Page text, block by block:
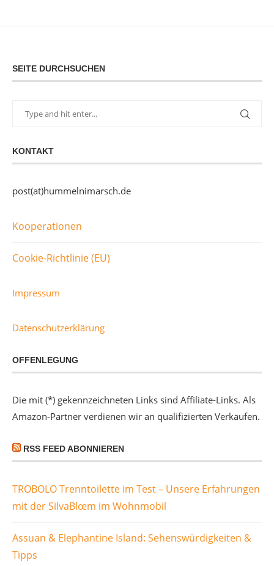
SEITE DURCHSUCHEN
KONTAKT
post(at)hummelnimarsch.de
Kooperationen
Cookie-Richtlinie (EU)
Impressum
Datenschutzerklärung
OFFENLEGUNG
Die mit (*) gekennzeichneten Links sind Affiliate-Links. Als
Amazon-Partner verdienen wir an qualifizierten Verkäufen.
RSS FEED ABONNIEREN
TROBOLO Trenntoilette im Test – Unsere Erfahrungen
mit der SilvaBlœm im Wohnmobil
Assuan & Elephantine Island: Sehenswürdigkeiten &
Tipps